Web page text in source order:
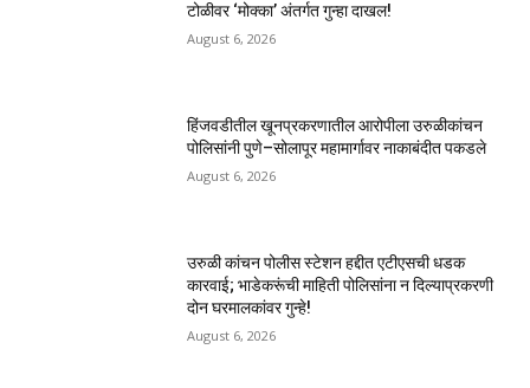
टोळीवर ‘मोक्का’ अंतर्गत गुन्हा दाखल!
August 6, 2026
हिंजवडीतील खूनप्रकरणातील आरोपीला उरुळीकांचन
पोलिसांनी पुणे–सोलापूर महामार्गावर नाकाबंदीत पकडले
August 6, 2026
उरुळी कांचन पोलीस स्टेशन हद्दीत एटीएसची धडक
कारवाई; भाडेकरूंची माहिती पोलिसांना न दिल्याप्रकरणी
दोन घरमालकांवर गुन्हे!
August 6, 2026